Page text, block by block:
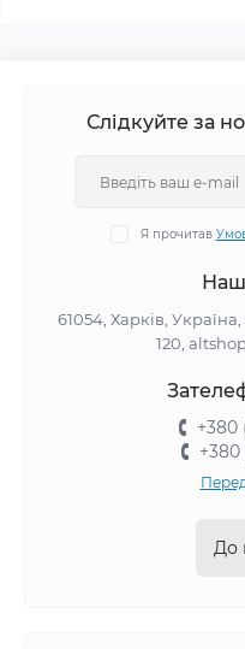
Слідкуйте за
Я прочитав
61054, Харків,
120,
+380
+380
До